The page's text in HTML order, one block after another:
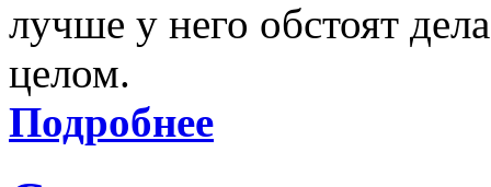
лучше у него обстоят
целом.
Подробнее